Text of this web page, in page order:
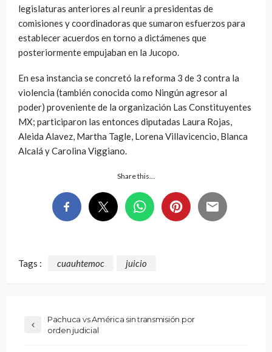
legislaturas anteriores al reunir a presidentas de
comisiones y coordinadoras que sumaron esfuerzos para
establecer acuerdos en torno a dictámenes que
posteriormente empujaban en la Jucopo.
En esa instancia se concretó la reforma 3 de 3 contra la
violencia (también conocida como Ningún agresor al
poder) proveniente de la organización Las Constituyentes
MX; participaron las entonces diputadas Laura Rojas,
Aleida Alavez, Martha Tagle, Lorena Villavicencio, Blanca
Alcalá y Carolina Viggiano.
Share this…
Tags : cuauhtemoc juicio
Pachuca vs América sin transmisión por
orden judicial